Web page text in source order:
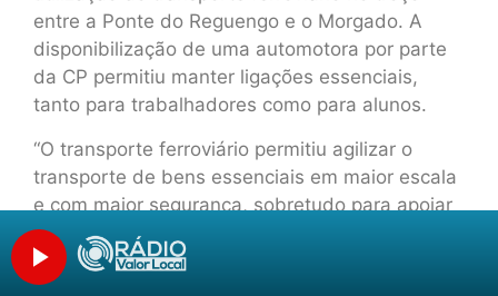
entre a Ponte do Reguengo e o Morgado. A
disponibilização de uma automotora por parte
da CP permitiu manter ligações essenciais,
tanto para trabalhadores como para alunos.
“O transporte ferroviário permitiu agilizar o
transporte de bens essenciais em maior escala
e com maior segurança, sobretudo para apoiar
o trabalho dos nossos bombeiros, que fizeram
centenas de travessias de barco”, explica João
Heitor. “Permitiu também que pessoas saíssem
Categorias